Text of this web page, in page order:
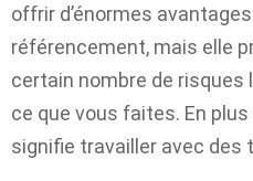
offrir d’énormes
référencement, mais elle
certain nombre de risques
ce que vous faites. En
signifie travailler avec des